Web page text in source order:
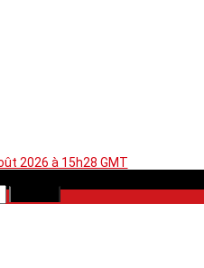
2026 à 15h28 GMT